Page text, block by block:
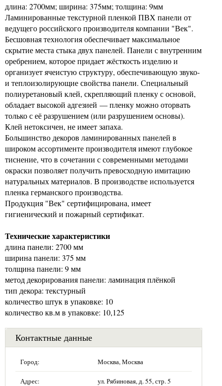
длина: 2700мм; ширина: 375мм; толщина: 9мм
Ламинированные текстурной пленкой ПВХ панели от
ведущего российского производителя компании "Век".
Бесшовная технология обеспечивает максимальное
скрытие места стыка двух панелей. Панели с внутренним
оребрением, которое придает жёсткость изделию и
организует ячеистую структуру, обеспечивающую звуко-
и теплоизолирующие свойства панели. Специальный
полиуретановый клей, скрепляющий пленку с основой,
обладает высокой адгезией — пленку можно оторвать
только с её разрушением (или разрушением основы).
Клей нетоксичен, не имеет запаха.
Большинство декоров ламинированных панелей в
широком ассортименте производителя имеют глубокое
тиснение, что в сочетании с современными методами
окраски позволяет получить превосходную имитацию
натуральных материалов. В производстве используется
пленка германского производства.
Продукция "Век" сертифицирована, имеет
гигиенический и пожарный сертификат.
Технические характеристики
длина панели: 2700 мм
ширина панели: 375 мм
толщина панели: 9 мм
метод декорирования панели: ламинация плёнкой
тип декора: текстурный
количество штук в упаковке: 10
количество кв.м в упаковке: 10,125
Контактные данные
Город: Москва, Москва
Адрес: ул. Рябиновая, д. 55, стр. 5